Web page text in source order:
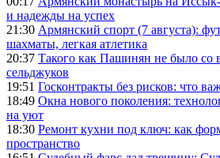
и надежды на успех
21:30 Армянский спорт (7 августа):
шахматы, легкая атлетика
20:37 Такого как Пашинян не было со
сельджуков
19:51 Госконтракты без рисков: что
18:49 Окна нового поколения:
на уют
18:30 Ремонт кухни под ключ: как
пространство